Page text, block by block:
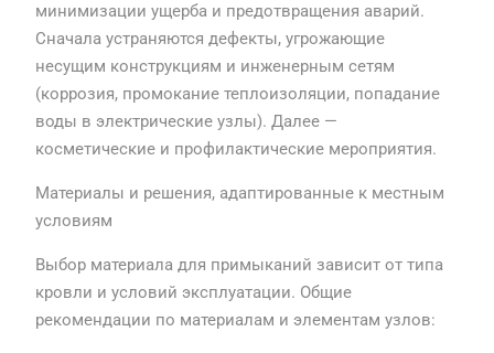
минимизации ущерба и предотвращения аварий.
Сначала устраняются дефекты, угрожающие
несущим конструкциям и инженерным сетям
(коррозия, промокание теплоизоляции, попадание
воды в электрические узлы). Далее —
косметические и профилактические мероприятия.
Материалы и решения, адаптированные к местным
условиям
Выбор материала для примыканий зависит от типа
кровли и условий эксплуатации. Общие
рекомендации по материалам и элементам узлов: